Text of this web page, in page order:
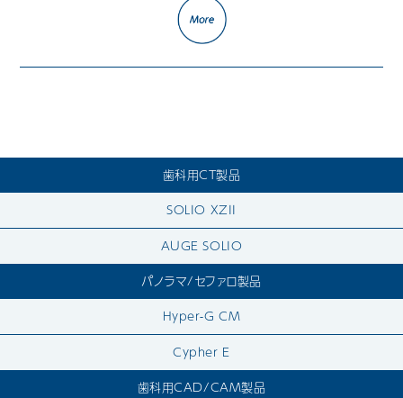
歯科用CT製品
SOLIO XZII
AUGE SOLIO
パノラマ/セファロ製品
Hyper-G CM
Cypher E
歯科用CAD/CAM製品